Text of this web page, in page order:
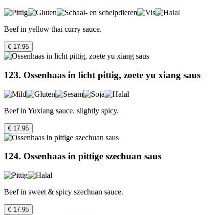
Beef in yellow thai curry sauce.
€ 17.95
123. Ossenhaas in licht pittig, zoete yu xiang saus
Beef in Yuxiang sauce, slightly spicy.
€ 17.95
124. Ossenhaas in pittige szechuan saus
Beef in sweet & spicy szechuan sauce.
€ 17.95